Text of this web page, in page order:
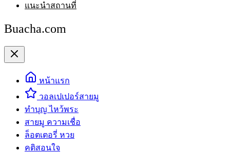
แนะนำสถานที่
Buacha.com
หน้าแรก
วอลเปเปอร์สายมู
ทำบุญ ไหว้พระ
สายมู ความเชื่อ
ล็อตเตอรี่ หวย
คติสอนใจ